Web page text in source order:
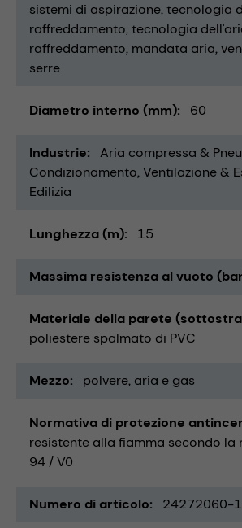
sistemi di aspirazione tecnologia
raffreddamento tecnologia
raffreddamento mandata aria
serre
Diametro interno (mm) 60
Industrie
Aria compressa &
Condizionamento, Ventilazione &
Edilizia
Lunghezza (m) 15
Massima resistenza al vuoto
Materiale della parete
poliestere spalmato di PVC
Mezzo polvere aria e gas
Normativa di protezione
resistente alla fiamma secondo la
94 / V0
Numero di articolo 24272060-